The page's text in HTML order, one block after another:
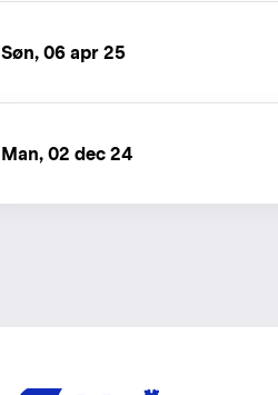
Søn, 06 apr 25
Man, 02 dec 24